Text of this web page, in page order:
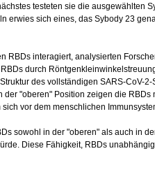
testeten sie die ausgewählten
erwies sich eines, das Sybody 23
RBDs interagiert, analysierten
durch
des vollständigen SARS-CoV-
"oberen" Position zeigen die
vor dem menschlichen
sowohl in der "oberen" als auch in
Diese Fähigkeit, RBDs